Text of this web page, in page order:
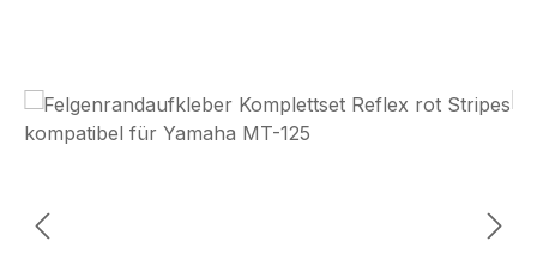
Bildergalerie überspringen